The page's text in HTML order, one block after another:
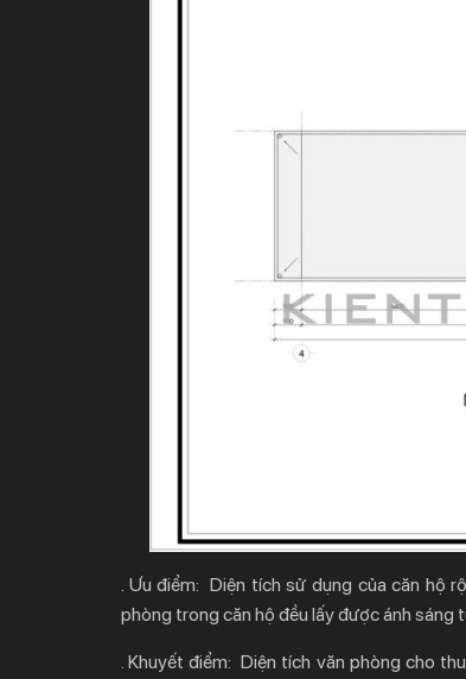
. Ưu điểm: Diện tích sử dụng của căn hộ
phòng trong căn hộ đều lấy được ánh sáng
. Khuyết điểm: Diện tích văn phòng cho